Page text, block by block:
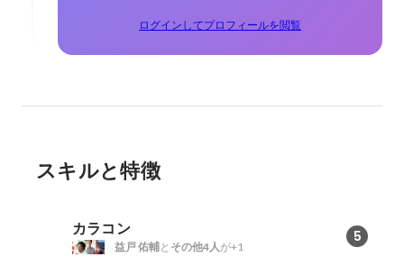
ログインしてプロフィールを閲覧
スキルと特徴
カラコン 5
益戸 佑輔と その他4人 が+1